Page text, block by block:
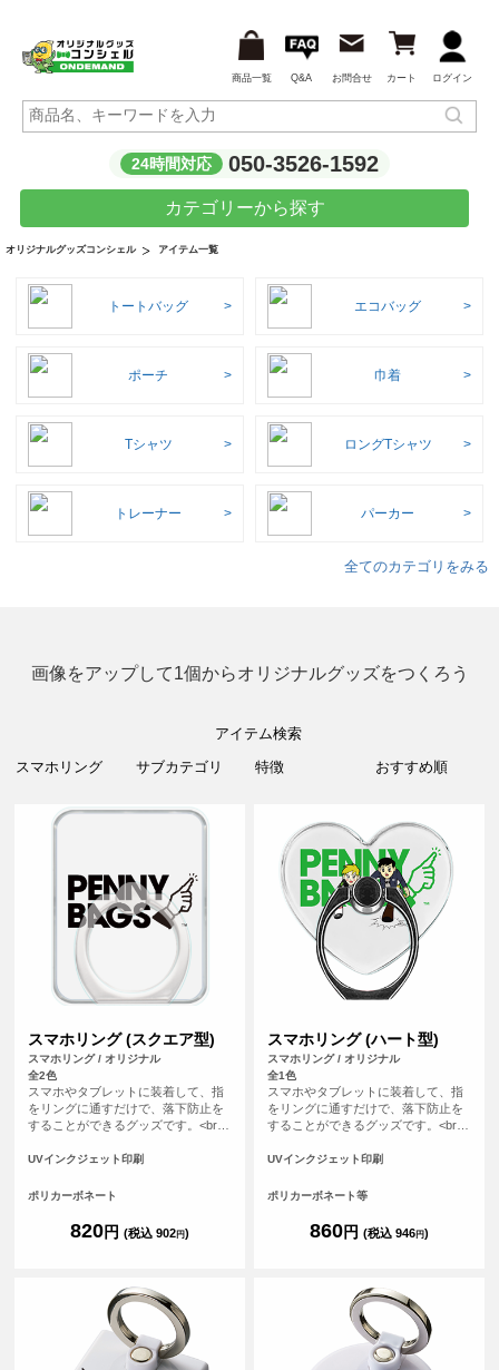
商品一覧 Q&A お問合せ カート ログイン
24時間対応 050-3526-1592
カテゴリーから探す
オリジナルグッズコンシェル アイテム一覧
トートバッグ エコバッグ
ポーチ 巾着
Tシャツ ロングTシャツ
トレーナー パーカー
全てのカテゴリをみる
画像をアップして1個からオリジナルグッズをつくろう
アイテム検索
スマホリング (スクエア型)
スマホリング / オリジナル
全2色
スマホやタブレットに装着して、指
をリングに通すだけで、落下防止を
することができるグッズです。<br>
ません。 <br> ※プリントについて：
端に近い程デザインが切れてしまう
(文字等)は内側に収めていただくこ
とをおすすめしております。
UVインクジェット印刷
ポリカーボネート
820円 (税込 902円)
スマホリング (ハート型)
スマホリング / オリジナル
全1色
スマホやタブレットに装着して、指
をリングに通すだけで、落下防止を
することができるグッズです。<br>
ません。 <br> ※プリントについて：
端に近い程デザインが切れてしまう
(文字等)は内側に収めていただくこ
とをおすすめしております。
UVインクジェット印刷
ポリカーボネート等
860円 (税込 946円)